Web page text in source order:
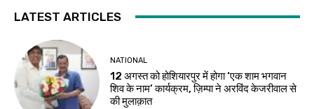
LATEST ARTICLES
NATIONAL
12 अगस्त को होशियारपुर में होगा ‘एक शाम भगवान
शिव के नाम’ कार्यक्रम, ज़िम्पा ने अरविंद केजरीवाल से
की मुलाक़ात